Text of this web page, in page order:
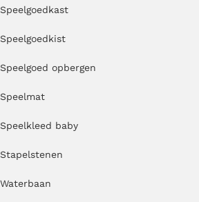
Speelgoedkast
Speelgoedkist
Speelgoed opbergen
Speelmat
Speelkleed baby
Stapelstenen
Waterbaan